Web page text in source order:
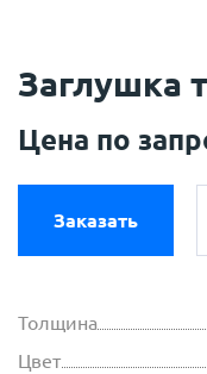
Заглушка
Цена по
Заказать
Толщина
Цвет